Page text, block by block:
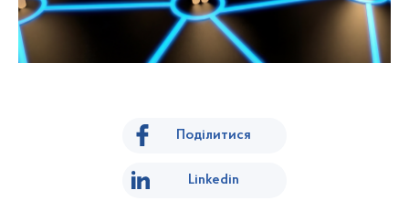
Поділитися
Linkedin